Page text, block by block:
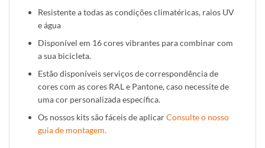
Resistente a todas as condições climatéricas, raios UV
e água
Disponível em 16 cores vibrantes para combinar com
a sua bicicleta.
Estão disponíveis serviços de correspondência de
cores com as cores RAL e Pantone, caso necessite de
uma cor personalizada específica.
Os nossos kits são fáceis de aplicarConsulte o nosso
guia de montagem.